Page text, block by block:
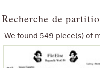
Recherche de
We found 549 piece(s) of